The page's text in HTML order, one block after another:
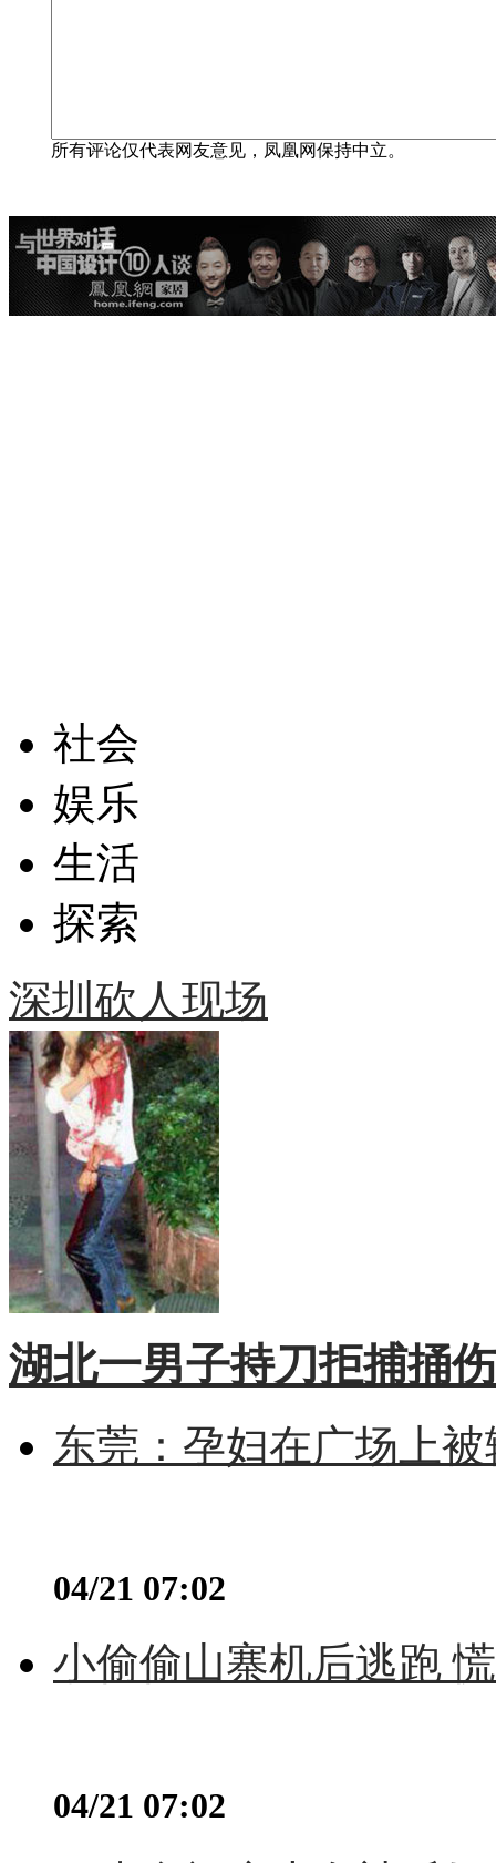
所有评论仅代表网友意见，凤凰网保持中立。
社会
娱乐
生活
探索
深圳砍人现场
湖北一男子持刀拒捕捅
东莞：孕妇在广场上
04/21 07:02
小偷偷山寨机后逃跑
04/21 07:02